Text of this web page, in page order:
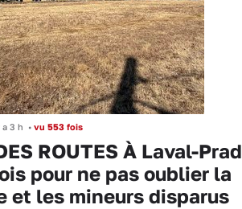
a 3 h • vu 553 fois
ROUTES À Laval-
pour ne pas oublier la
et les mineurs disparus